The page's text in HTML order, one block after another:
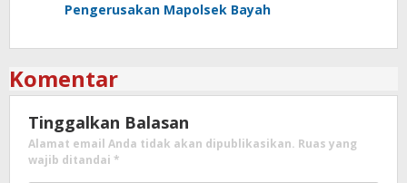
Pengerusakan Mapolsek Bayah
Komentar
Tinggalkan Balasan
Alamat email Anda tidak akan dipublikasikan. Ruas yang
wajib ditandai *